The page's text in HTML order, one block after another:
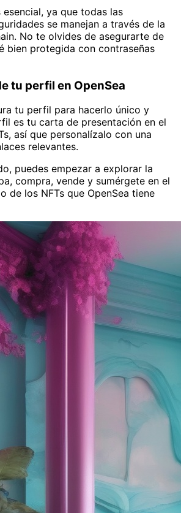
ya que todas las
se manejan a través de la
No te olvides de asegurarte de
bien protegida con contraseñas
tu perfil en OpenSea
tu perfil para hacerlo único y
es tu carta de presentación en el
así que personalízalo con una
relevantes.
puedes empezar a explorar la
compra, vende y sumérgete en el
de los NFTs que OpenSea tiene